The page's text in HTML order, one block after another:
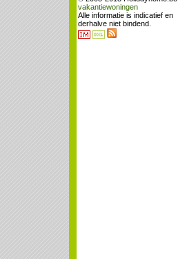
vakantiewoningen
Alle informatie is indicatief en
derhalve niet bindend.